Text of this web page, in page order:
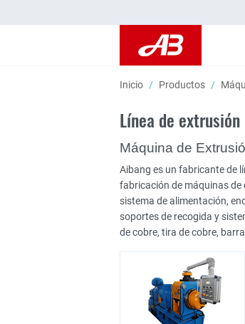
Inicio Productos
Línea de
Máquina de
Aibang es un fabricante de
fabricación de máquinas de
sistema de alimentación,
soportes de recogida y
de cobre, tira de cobre,